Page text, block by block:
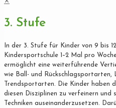
3. Stufe
In der 3. Stufe für Kinder von 9 bis
Kindersportschule 1–2 Mal pro
ermöglicht eine weiterführende
wie Ball- und Rückschlagsportarten,
Trendsportarten. Die Kinder haben
diesen Disziplinen zu verfeinern und
Techniken auseinanderzusetzen.